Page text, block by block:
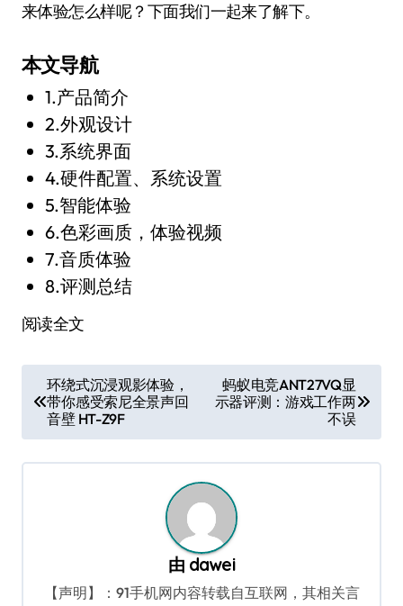
来体验怎么样呢？下面我们一起来了解下。
本文导航
1.产品简介
2.外观设计
3.系统界面
4.硬件配置、系统设置
5.智能体验
6.色彩画质，体验视频
7.音质体验
8.评测总结
阅读全文
章
导
航
环绕式沉浸观影体验，
带你感受索尼全景声回
音壁 HT-Z9F
蚂蚁电竞ANT27VQ显
示器评测：游戏工作两
不误
由 dawei
【声明】：91手机网内容转载自互联网，其相关言